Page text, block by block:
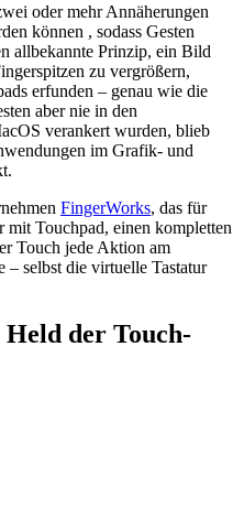
oder mehr Annäherungen
können , sodass Gesten
allbekannte Prinzip, ein Bild
zu vergrößern,
erfunden – genau wie die
aber nie in den
verankert wurden, blieb
im Grafik- und
FingerWorks, das für
mit Touchpad, einen kompletten
Touch jede Aktion am
– selbst die virtuelle Tastatur
Held der Touch-